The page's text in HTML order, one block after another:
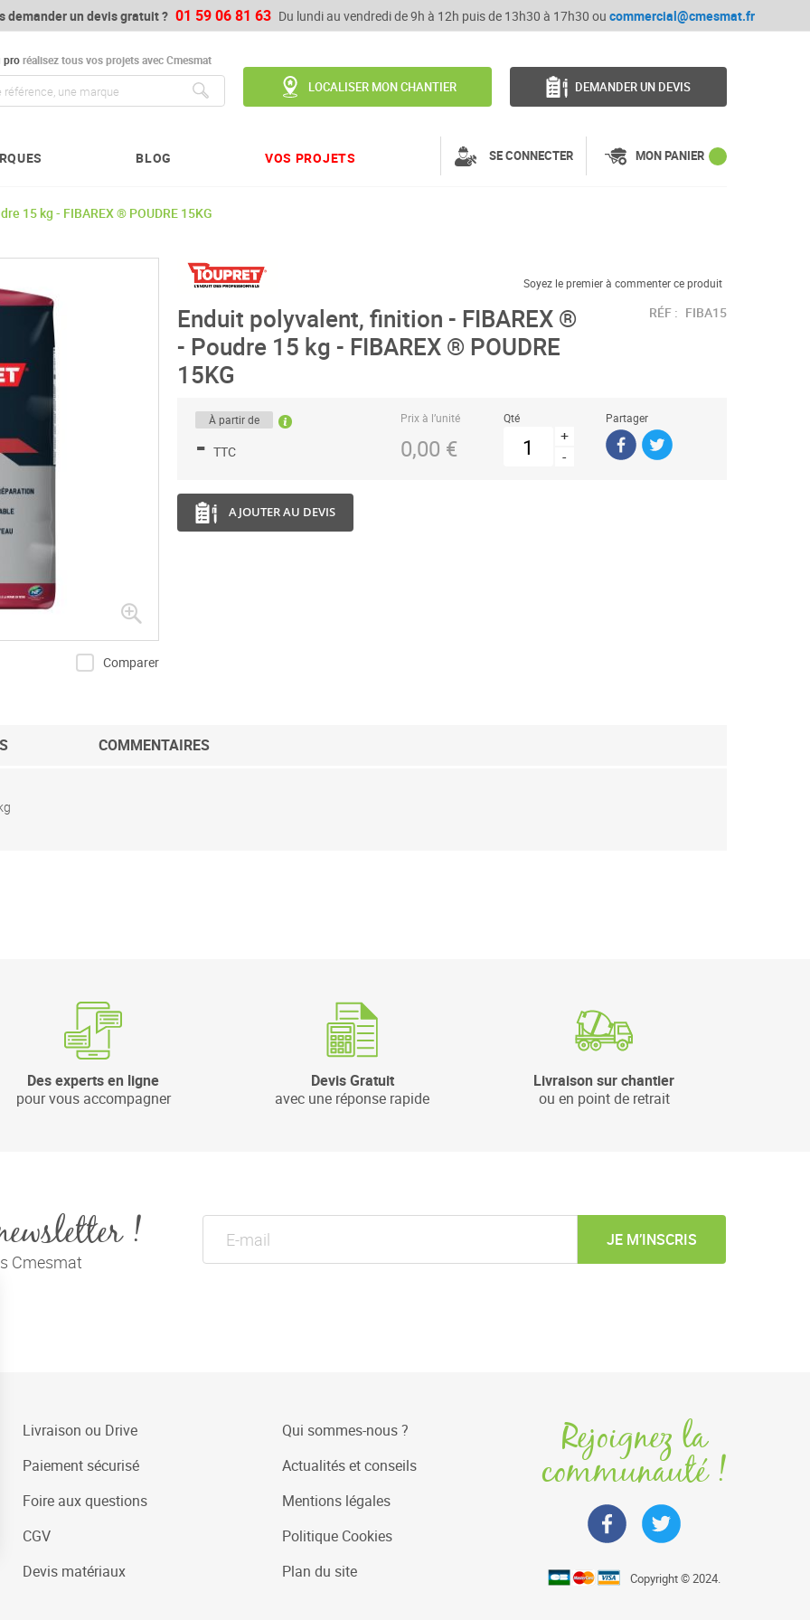
demander un devis gratuit ? 01 59 06 81 63 Du lundi au vendredi de 9h à 12h puis de 13h30 à 17h30 ou commercial@cmesmat.fr
proréalisez tous vos projets avec Cmesmat
LOCALISER MON CHANTIER DEMANDER UN DEVIS
BLOG VOS PROJETS SE CONNECTER MON PANIER
15 kg - FIBAREX ® POUDRE 15KG
Comparer
Soyez le premier à commenter ce produit
Enduit polyvalent, finition - FIBAREX ®
- Poudre 15 kg - FIBAREX ® POUDRE
15KG
RÉF : FIBA15
À partir de
- TTC
Prix à l’unité
0,00 €
Qté
+
-
Partager
AJOUTER AU DEVIS
COMMENTAIRES
Des experts en ligne
pour vous accompagner
Devis Gratuit
avec une réponse rapide
Livraison sur chantier
ou en point de retrait
!
Cmesmat
JE M’INSCRIS
Livraison ou Drive
Paiement sécurisé
Foire aux questions
CGV
Devis matériaux
Qui sommes-nous ?
Actualités et conseils
Mentions légales
Politique Cookies
Plan du site
Rejoignez la
communauté !
Copyright © 2024.